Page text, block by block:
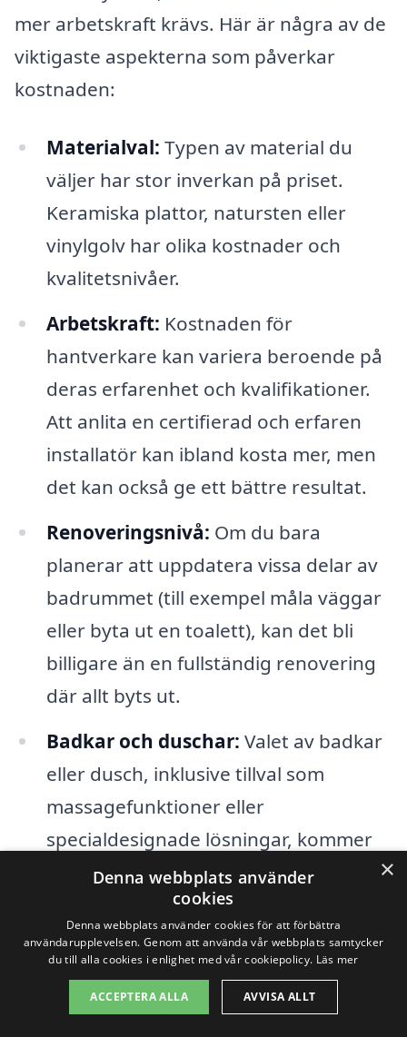
mer arbetskraft krävs. Här är några av de
viktigaste aspekterna som påverkar
kostnaden:
Materialval: Typen av material du
väljer har stor inverkan på priset.
Keramiska plattor, natursten eller
vinylgolv har olika kostnader och
kvalitetsnivåer.
Arbetskraft: Kostnaden för
hantverkare kan variera beroende på
deras erfarenhet och kvalifikationer.
Att anlita en certifierad och erfaren
installatör kan ibland kosta mer, men
det kan också ge ett bättre resultat.
Renoveringsnivå: Om du bara
planerar att uppdatera vissa delar av
badrummet (till exempel måla väggar
eller byta ut en toalett), kan det bli
billigare än en fullständig renovering
där allt byts ut.
Badkar och duschar: Valet av badkar
eller dusch, inklusive tillval som
massagefunktioner eller
specialdesignade lösningar, kommer
att påverka kostnaden avsevärt.
VVS och elarbete:
Om det krävs
omfattande arbete på rörsystemet
eller elektriska installationer, kommer
detta också att öka den totala
×
Denna webbplats använder
cookies
Denna webbplats använder cookies för att förbättra
användarupplevelsen. Genom att använda vår webbplats samtycker
du till alla cookies i enlighet med vår cookiepolicy. Läs mer
ACCEPTERA ALLA AVVISA ALLT